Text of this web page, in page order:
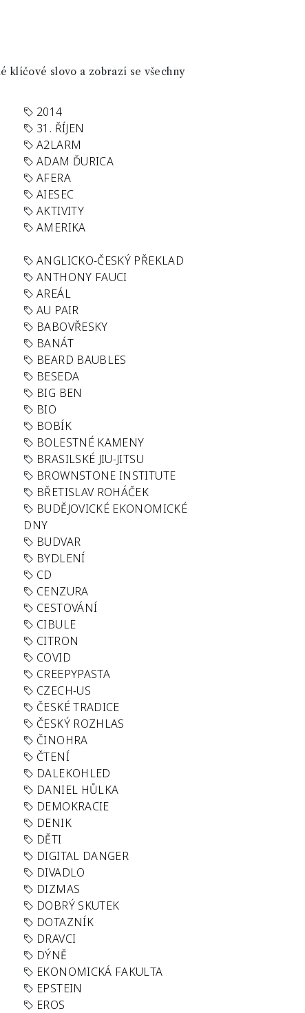
klíčové slovo a zobrazí se všechny
2014
31. ŘÍJEN
A2LARM
ADAM ĎURICA
AFERA
AIESEC
AKTIVITY
AMERIKA
ANGLICKO-ČESKÝ PŘEKLAD
ANTHONY FAUCI
AREÁL
AU PAIR
BABOVŘESKY
BANÁT
BEARD BAUBLES
BESEDA
BIG BEN
BIO
BOBÍK
BOLESTNÉ KAMENY
BRASILSKÉ JIU-JITSU
BROWNSTONE INSTITUTE
BŘETISLAV ROHÁČEK
BUDĚJOVICKÉ EKONOMICKÉ
DNY
BUDVAR
BYDLENÍ
CD
CENZURA
CESTOVÁNÍ
CIBULE
CITRON
COVID
CREEPYPASTA
CZECH-US
ČESKÉ TRADICE
ČESKÝ ROZHLAS
ČINOHRA
ČTENÍ
DALEKOHLED
DANIEL HŮLKA
DEMOKRACIE
DENIK
DĚTI
DIGITAL DANGER
DIVADLO
DIZMAS
DOBRÝ SKUTEK
DOTAZNÍK
DRAVCI
DÝNĚ
EKONOMICKÁ FAKULTA
EPSTEIN
EROS